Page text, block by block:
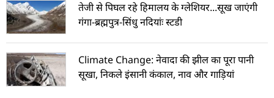
तेजी से पिघल रहे हिमालय के ग्लेशियर...सूख जाएंगी
गंगा-ब्रह्मपुत्र-सिंधु नदियांः स्टडी
Climate Change: नेवादा की झील का पूरा पानी
सूखा, निकले इंसानी कंकाल, नाव और गाड़ियां